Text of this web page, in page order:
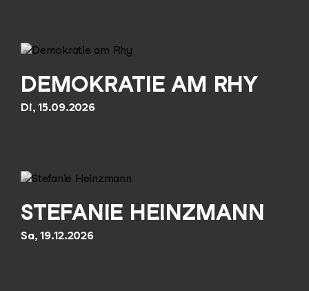
DEMOKRATIE AM RHY
Di, 15.09.2026
STEFANIE HEINZMANN
Sa, 19.12.2026